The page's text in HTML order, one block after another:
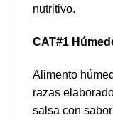
nutritivo.
CAT#1
Alimento
razas
salsa con